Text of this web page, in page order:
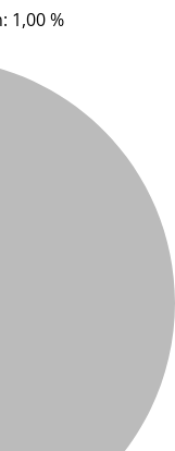
1,00 %